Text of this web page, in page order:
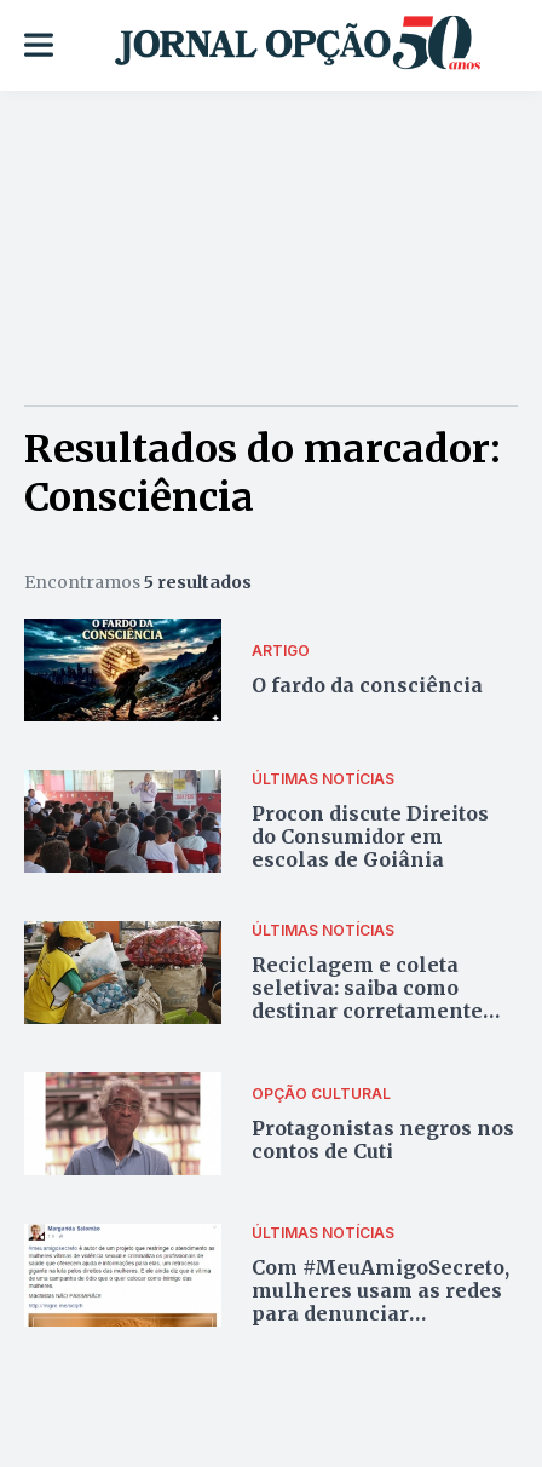
Resultados do marcador:
Consciência
Encontramos5 resultados
ARTIGO
O fardo da consciência
ÚLTIMAS NOTÍCIAS
Procon discute Direitos
do Consumidor em
escolas de Goiânia
ÚLTIMAS NOTÍCIAS
Reciclagem e coleta
seletiva: saiba como
destinar corretamente
OPÇÃO CULTURAL
Protagonistas negros nos
contos de Cuti
ÚLTIMAS NOTÍCIAS
Com #MeuAmigoSecreto,
mulheres usam as redes
para denunciar